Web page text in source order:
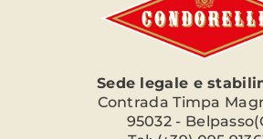
Sede legale e
Contrada Timpa
95032 -